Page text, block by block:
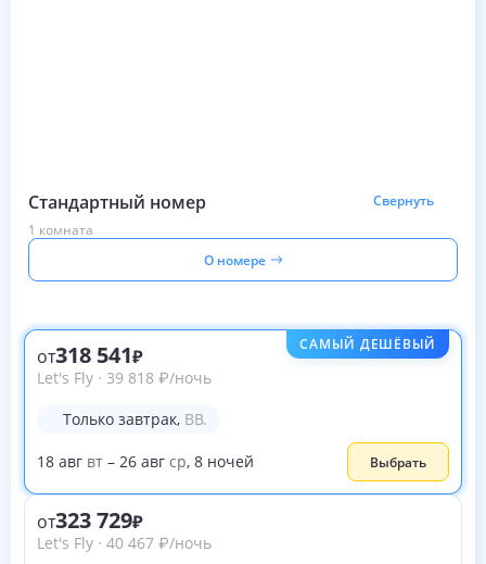
Стандартный номер
Свернуть
1 комната
О номере
САМЫЙ ДЕШЁВЫЙ
от318 541
Let's Fly · 39 818 ₽/ночь
Только завтрак, BB.
18 авг вт – 26 авг ср, 8 ночей Выбрать
от323 729
Let's Fly · 40 467 ₽/ночь